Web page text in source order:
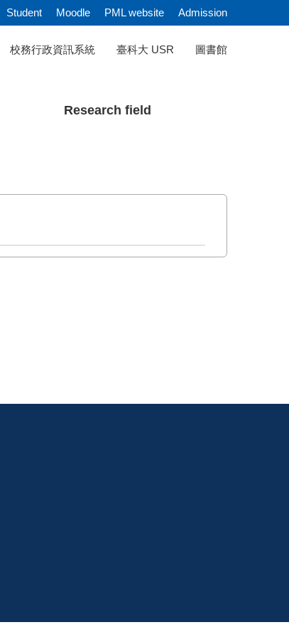
Student Moodle PML website Admission
校務行政資訊系統 臺科大 USR 圖書館
Research field